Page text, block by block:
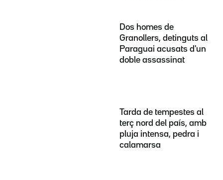
Dos homes de
Granollers, detinguts al
Paraguai acusats d'un
doble assassinat
Tarda de tempestes al
terç nord del país, amb
pluja intensa, pedra i
calamarsa